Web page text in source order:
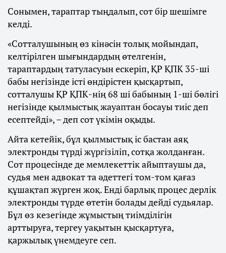
Сонымен, тараптар тыңдалып, сот бір шешімге
келді.
«Сотталушының өз кінәсін толық мойындап,
келтірілген шығындардың өтелгенін,
тараптардың татуласуын ескеріп, ҚР ҚПК 35-ші
бабы негізінде істі өндірістен қысқартып,
сотталушы ҚР ҚПК-нің 68 ші бабының 1-ші бөлігі
негізінде қылмыстық жауаптан босауы тиіс деп
есептейді», – деп сот үкімін оқыды.
Айта кетейік, бұл қылмыстық іс бастан аяқ
электронды түрді жүргізіліп, сотқа жолданған.
Сот процесінде де мемлекеттік айыптаушы да,
судья мен адвокат та әдеттегі том-том қағаз
құшақтап жүрген жоқ. Енді барлық процес дерлік
электронды түрде өтетін болады дейді судьялар.
Бұл өз кезегінде жұмыстың тиімділігін
арттыруға, тергеу уақытын қысқартуға,
қаржылық үнемдеуге сеп.